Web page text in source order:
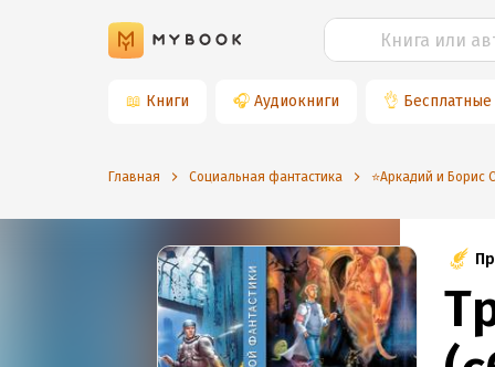
📖 Книги 🎧 Аудиокниги 👌 Бесплатные
Главная Социальная фантастика ⭐️Аркадий и Борис